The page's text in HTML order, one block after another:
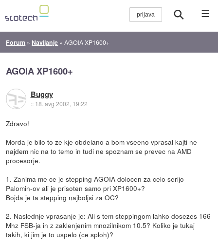
☰
Forum » Navijanje »AGOIA XP1600+
AGOIA XP1600+
Buggy
:: 18. avg 2002, 19:22
Zdravo!
Morda je bilo to ze kje obdelano a bom vseeno vprasal kajti ne
najdem nic na to temo in tudi ne spoznam se prevec na AMD
procesorje.
1. Zanima me ce je stepping AGOIA dolocen za celo serijo
Palomin-ov ali je prisoten samo pri XP1600+?
Bojda je ta stepping najboljsi za OC?
2. Naslednje vprasanje je: Ali s tem steppingom lahko dosezes 166
Mhz FSB-ja in z zaklenjenim mnozilnikom 10.5? Koliko je tukaj
takih, ki jim je to uspelo (ce sploh)?